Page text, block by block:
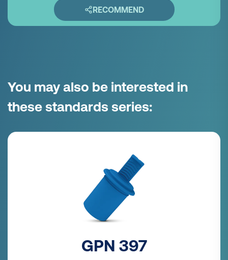
RECOMMEND
You may also be interested in
these standards series:
GPN 397